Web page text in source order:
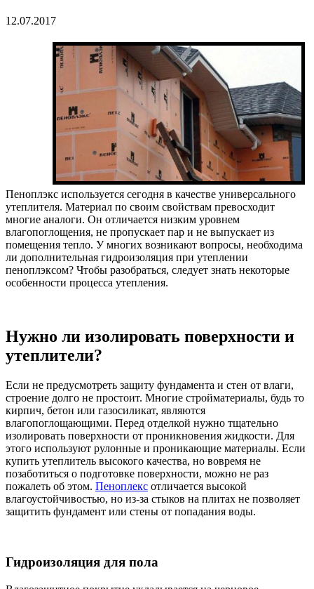
12.07.2017
Пеноплэкс используется сегодня в качестве универсального
утеплителя. Материал по своим свойствам превосходит
многие аналоги. Он отличается низким уровнем
влагопоглощения, не пропускает пар и не выпускает из
помещения тепло. У многих возникают вопросы, необходима
ли дополнительная гидроизоляция при утеплении
пеноплэксом? Чтобы разобраться, следует знать некоторые
особенности процесса утепления.
Нужно ли изолировать поверхности и
утеплители?
Если не предусмотреть защиту фундамента и стен от влаги,
строение долго не простоит. Многие стройматериалы, будь то
кирпич, бетон или газосиликат, являются
влагопоглощающими. Перед отделкой нужно тщательно
изолировать поверхности от проникновения жидкости. Для
этого используют рулонные и проникающие материалы. Если
купить утеплитель высокого качества, но вовремя не
позаботиться о подготовке поверхности, можно не раз
пожалеть об этом. Пеноплекс отличается высокой
влагоустойчивостью, но из-за стыков на плитах не позволяет
защитить фундамент или стены от попадания воды.
Гидроизоляция для пола